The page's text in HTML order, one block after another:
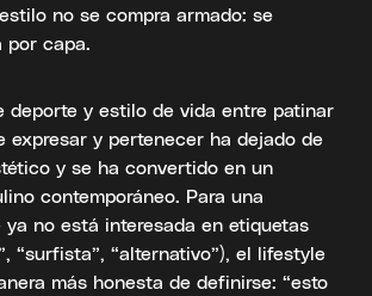
no se compra armado: se
por capa.
deporte y estilo de vida entre patinar
expresar y pertenecer ha dejado de
y se ha convertido en un
contemporáneo. Para una
ya no está interesada en etiquetas
“surfista”, “alternativo”), el lifestyle
más honesta de definirse: “esto